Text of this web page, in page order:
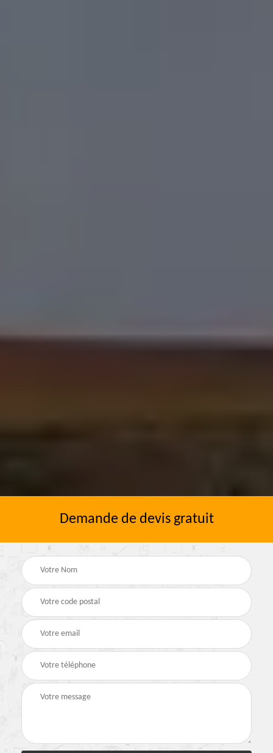
Demande de devis gratuit